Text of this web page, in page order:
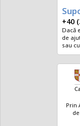
+40
Dacă
de
sau
Prin